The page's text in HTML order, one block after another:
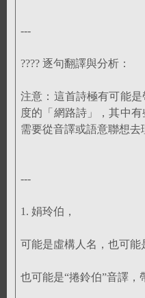
---
???? 逐句翻譯與分析：
注意：這首詩極有可能
度的「網路詩」，其中
需要從音譯或語意聯想去
---
1. 娟玲伯，
可能是虛構人名，也可能
也可能是“捲鈴伯”音譯，